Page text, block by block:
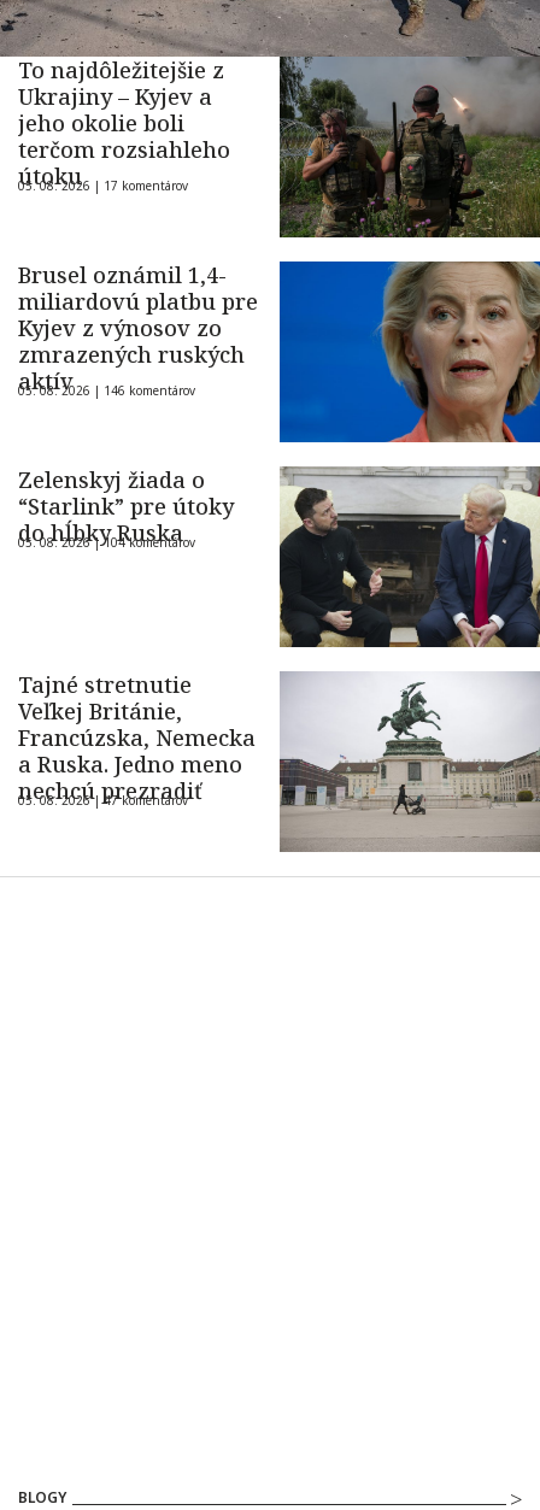
To najdôležitejšie z
Ukrajiny – Kyjev a
jeho okolie boli
terčom rozsiahleho
útoku
05. 08. 2026 | 17 komentárov
Brusel oznámil 1,4-
miliardovú platbu pre
Kyjev z výnosov zo
zmrazených ruských
aktív
05. 08. 2026 | 146 komentárov
Zelenskyj žiada o
“Starlink” pre útoky
do hĺbky Ruska
05. 08. 2026 |104 komentárov
Tajné stretnutie
Veľkej Británie,
Francúzska, Nemecka
a Ruska. Jedno meno
nechcú prezradiť
05. 08. 2026 |47 komentárov
BLOGY